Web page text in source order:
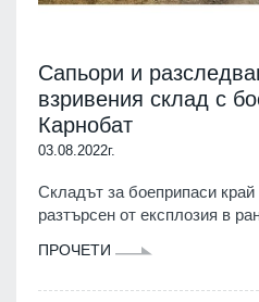
Сапьори и
взривения склад с
Карнобат
03.08.2022г.
Складът за боеприпаси
разтърсен от експлозия в
ПРОЧЕТИ